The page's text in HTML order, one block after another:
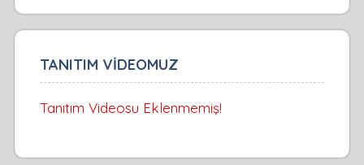
TANITIM VİDEOMUZ
Tanıtım Videosu Eklenmemiş!